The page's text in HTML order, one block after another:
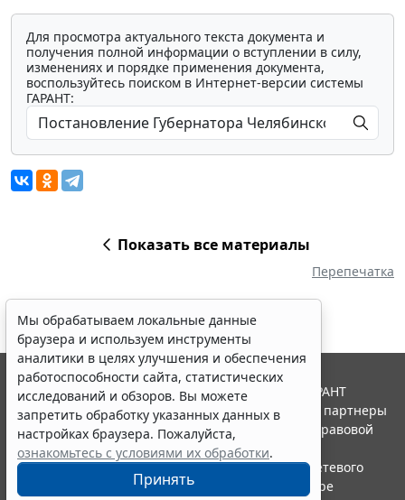
Для просмотра актуального текста документа и
получения полной информации о вступлении в силу,
изменениях и порядке применения документа,
воспользуйтесь поиском в Интернет-версии системы
ГАРАНТ:
Показать все материалы
Перепечатка
Мы обрабатываем локальные данные
браузера и используем инструменты
аналитики в целях улучшения и обеспечения
работоспособности сайта, статистических
исследований и обзоров. Вы можете
запретить обработку указанных данных в
настройках браузера. Пожалуйста,
ознакомьтесь с условиями их обработки.
Принять
© ООО "НПП "ГАРАНТ-СЕРВИС", 2026. Система ГАРАНТ
выпускается с 1990 года. Компания "Гарант" и ее партнеры
являются участниками Российской ассоциации правовой
информации ГАРАНТ.
Портал ГАРАНТ.РУ зарегистрирован в качестве сетевого
издания Федеральной службой по надзору в сфере